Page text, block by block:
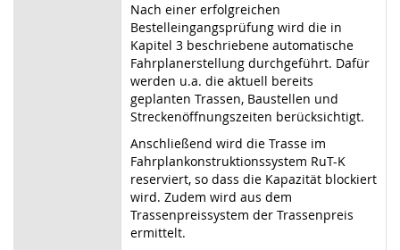
Nach einer erfolgreichen
Bestelleingangsprüfung wird die in
Kapitel 3 beschriebene automatische
Fahrplanerstellung durchgeführt. Dafür
werden u.a. die aktuell bereits
geplanten Trassen, Baustellen und
Streckenöffnungszeiten berücksichtigt.
Anschließend wird die Trasse im
Fahrplankonstruktionssystem RuT-K
reserviert, so dass die Kapazität blockiert
wird. Zudem wird aus dem
Trassenpreissystem der Trassenpreis
ermittelt.